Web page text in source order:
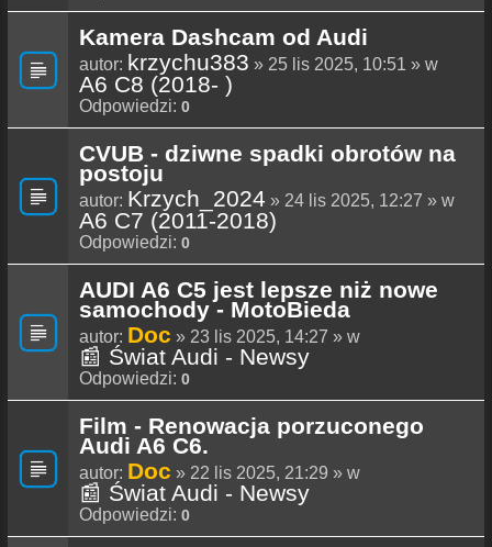
Kamera Dashcam od Audi
autor: krzychu383 » 25 lis 2025, 10:51 » w
A6 C8 (2018- )
Odpowiedzi: 0
CVUB - dziwne spadki obrotów na
postoju
autor: Krzych_2024 » 24 lis 2025, 12:27 » w
A6 C7 (2011-2018)
Odpowiedzi: 0
AUDI A6 C5 jest lepsze niż nowe
samochody - MotoBieda
autor: Doc » 23 lis 2025, 14:27 » w
📰 Świat Audi - Newsy
Odpowiedzi: 0
Film - Renowacja porzuconego
Audi A6 C6.
autor: Doc » 22 lis 2025, 21:29 » w
📰 Świat Audi - Newsy
Odpowiedzi: 0